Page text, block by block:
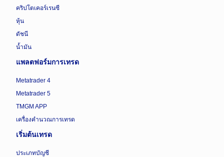
คริปโตเคอร์เรนซี
หุ้น
ดัชนี
น้ำมัน
แพลตฟอร์มการเทรด
Metatrader 4
Metatrader 5
TMGM APP
เครื่องคำนวณการเทรด
เริ่มต้นเทรด
ประเภทบัญชี